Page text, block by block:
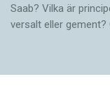
Saab? Vilka är
versalt eller